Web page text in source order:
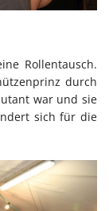
Rollentausch.
durch
war und sie
sich für die